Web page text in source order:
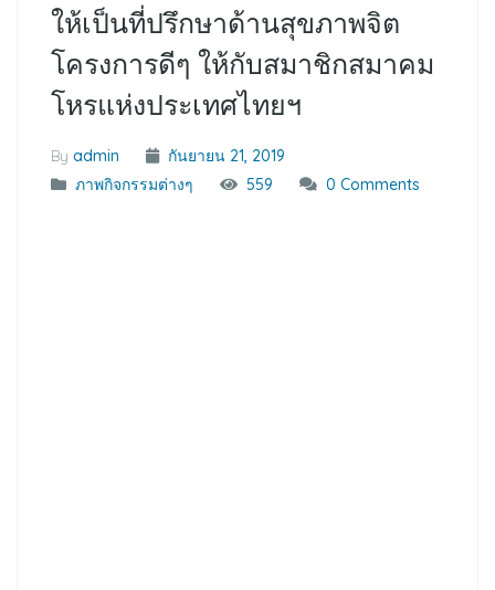
ให้เป็นที่ปรึกษาด้านสุขภาพจิต
โครงการดีๆ ให้กับสมาชิกสมาคม
โหรแห่งประเทศไทยฯ
By admin
กันยายน 21, 2019
ภาพกิจกรรมต่างๆ
559 0 Comments